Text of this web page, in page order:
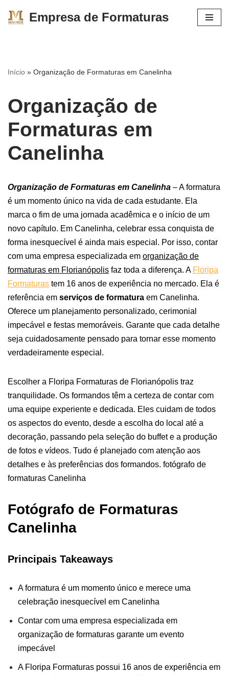
conteúdo
Empresa de Formaturas
Início » Organização de Formaturas em Canelinha
Organização de
Formaturas em
Canelinha
Organização de Formaturas em Canelinha – A formatura
é um momento único na vida de cada estudante. Ela
marca o fim de uma jornada acadêmica e o início de um
novo capítulo. Em Canelinha, celebrar essa conquista de
forma inesquecível é ainda mais especial. Por isso, contar
com uma empresa especializada em organização de
formaturas em Florianópolis faz toda a diferença. A Floripa
Formaturas tem 16 anos de experiência no mercado. Ela é
referência em serviços de formatura em Canelinha.
Oferece um planejamento personalizado, cerimonial
impecável e festas memoráveis. Garante que cada detalhe
seja cuidadosamente pensado para tornar esse momento
verdadeiramente especial.
Escolher a Floripa Formaturas de Florianópolis traz
tranquilidade. Os formandos têm a certeza de contar com
uma equipe experiente e dedicada. Eles cuidam de todos
os aspectos do evento, desde a escolha do local até a
decoração, passando pela seleção do buffet e a produção
de fotos e vídeos. Tudo é planejado com atenção aos
detalhes e às preferências dos formandos. fotógrafo de
formaturas Canelinha
Fotógrafo de Formaturas
Canelinha
Principais Takeaways
A formatura é um momento único e merece uma
celebração inesquecível em Canelinha
Contar com uma empresa especializada em
organização de formaturas garante um evento
impecável
A Floripa Formaturas possui 16 anos de experiência em